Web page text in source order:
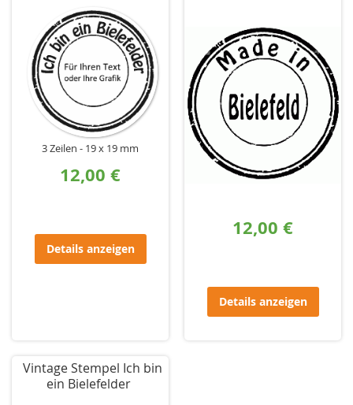
3 Zeilen 19 x 19 mm
12,00 €
Details anzeigen
12,00 €
Details anzeigen
Vintage Stempel Ich bin
ein Bielefelder